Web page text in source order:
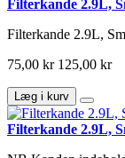
Filterkande 2.9L,
Filterkande 2.9L,
75,00 kr 125,00 kr
Læg i kurv
Filterkande 2.9L,